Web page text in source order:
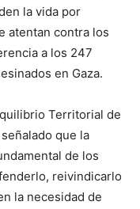
la vida por
atentan contra los
a los 247
en Gaza.
Territorial de
señalado que la
de los
reivindicarlo
la necesidad de